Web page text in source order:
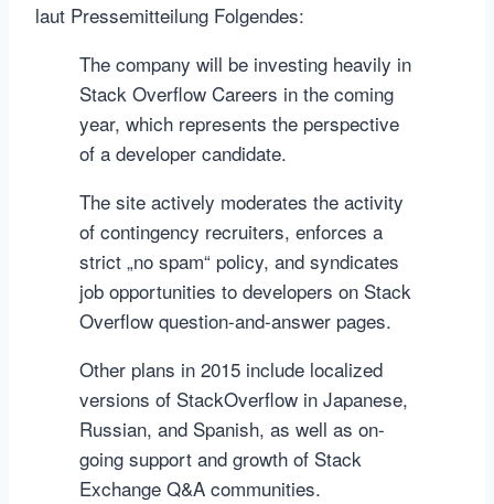
laut Pressemitteilung Folgendes:
The company will be investing heavily in
Stack Overflow Careers in the coming
year, which represents the perspective
of a developer candidate.
The site actively moderates the activity
of contingency recruiters, enforces a
strict „no spam“ policy, and syndicates
job opportunities to developers on Stack
Overflow question-and-answer pages.
Other plans in 2015 include localized
versions of StackOverflow in Japanese,
Russian, and Spanish, as well as on-
going support and growth of Stack
Exchange Q&A communities.